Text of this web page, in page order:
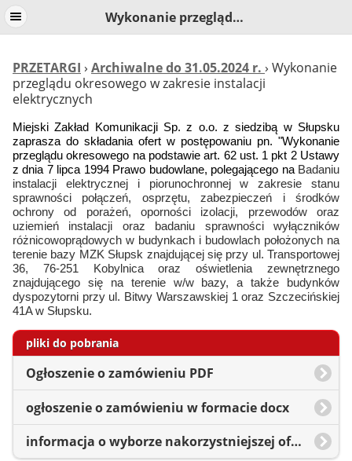
Wykonanie przeglądu okresowego w zakresie instalacji elektrycznych
PRZETARGI › Archiwalne do 31.05.2024 r. › Wykonanie
przeglądu okresowego w zakresie instalacji
elektrycznych
Miejski Zakład Komunikacji Sp. z o.o. z siedzibą w Słupsku
zaprasza do składania ofert w postępowaniu pn. "Wykonanie
przeglądu okresowego na podstawie art. 62 ust. 1 pkt 2 Ustawy
z dnia 7 lipca 1994 Prawo budowlane, polegającego na Badaniu
instalacji elektrycznej i piorunochronnej w zakresie stanu
sprawności połączeń, osprzętu, zabezpieczeń i środków
ochrony od porażeń, oporności izolacji, przewodów oraz
uziemień instalacji oraz badaniu sprawności wyłączników
różnicowoprądowych w budynkach i budowlach położonych na
terenie bazy MZK Słupsk znajdującej się przy ul. Transportowej
36, 76-251 Kobylnica oraz oświetlenia zewnętrznego
znajdującego się na terenie w/w bazy, a także budynków
dyspozytorni przy ul. Bitwy Warszawskiej 1 oraz Szczecińskiej
41A w Słupsku.
pliki do pobrania
Ogłoszenie o zamówieniu PDF
ogłoszenie o zamówieniu w formacie docx
informacja o wyborze nakorzystniejszej oferty